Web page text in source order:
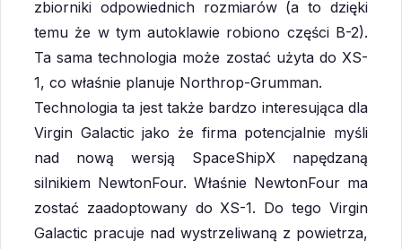
zbiorniki odpowiednich rozmiarów (a to dzięki
temu że w tym autoklawie robiono części B-2).
Ta sama technologia może zostać użyta do XS-
1, co właśnie planuje Northrop-Grumman.
Technologia ta jest także bardzo interesująca dla
Virgin Galactic jako że firma potencjalnie myśli
nad nową wersją SpaceShipX napędzaną
silnikiem NewtonFour. Właśnie NewtonFour ma
zostać zaadoptowany do XS-1. Do tego Virgin
Galactic pracuje nad wystrzeliwaną z powietrza,